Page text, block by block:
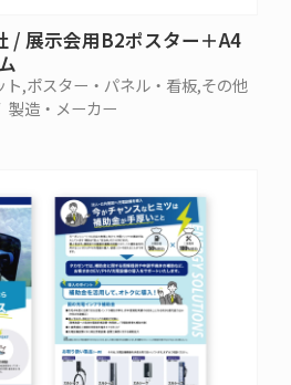
/ 展示会用B2ポスター＋A4
ト ポスター・パネル・看板 その他
製造・メーカー